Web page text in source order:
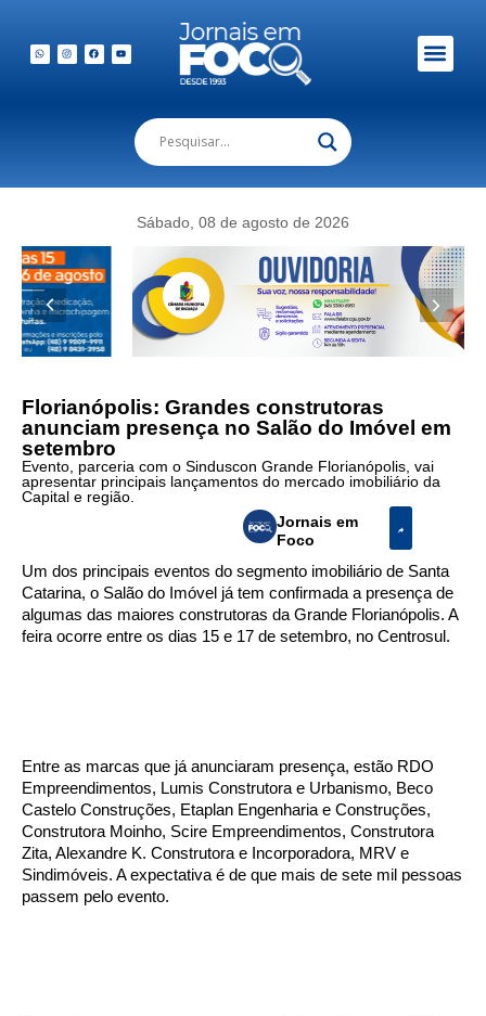
Sábado, 08 de agosto de 2026
Florianópolis: Grandes construtoras
anunciam presença no Salão do Imóvel em
setembro
Evento, parceria com o Sinduscon Grande Florianópolis, vai
apresentar principais lançamentos do mercado imobiliário da
Capital e região.
Jornais em
Foco
Um dos principais eventos do segmento imobiliário de Santa
Catarina, o Salão do Imóvel já tem confirmada a presença de
algumas das maiores construtoras da Grande Florianópolis. A
feira ocorre entre os dias 15 e 17 de setembro, no Centrosul.
Entre as marcas que já anunciaram presença, estão RDO
Empreendimentos, Lumis Construtora e Urbanismo, Beco
Castelo Construções, Etaplan Engenharia e Construções,
Construtora Moinho, Scire Empreendimentos, Construtora
Zita, Alexandre K. Construtora e Incorporadora, MRV e
Sindimóveis. A expectativa é de que mais de sete mil pessoas
passem pelo evento.